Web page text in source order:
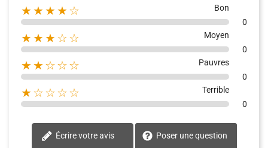
★★★★☆
Bon
0
★★★☆☆
Moyen
0
★★☆☆☆
Pauvres
0
★☆☆☆☆
Terrible
0
Écrire votre avis Poser une question